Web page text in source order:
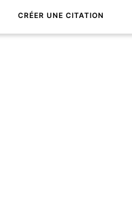
CRÉER UNE CITATION